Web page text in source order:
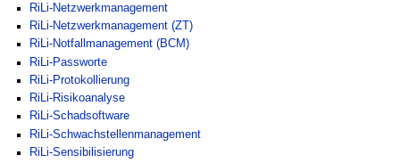
RiLi-Netzwerkmanagement
RiLi-Netzwerkmanagement (ZT)
RiLi-Notfallmanagement (BCM)
RiLi-Passworte
RiLi-Protokollierung
RiLi-Risikoanalyse
RiLi-Schadsoftware
RiLi-Schwachstellenmanagement
RiLi-Sensibilisierung